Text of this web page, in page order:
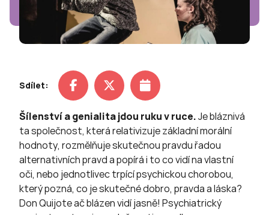
Sdílet:
Šílenství a genialita jdou ruku v ruce.Je bláznivá
ta společnost, která relativizuje základní morální
hodnoty, rozmělňuje skutečnou pravdu řadou
alternativních pravd a popírá i to co vidí na vlastní
oči, nebo jednotlivec trpící psychickou chorobou,
který pozná, co je skutečné dobro, pravda a láska?
Don Quijote ač blázen vidí jasně! Psychiatrický